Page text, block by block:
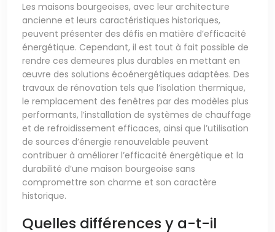
Les maisons bourgeoises, avec leur architecture
ancienne et leurs caractéristiques historiques,
peuvent présenter des défis en matière d’efficacité
énergétique. Cependant, il est tout à fait possible de
rendre ces demeures plus durables en mettant en
œuvre des solutions écoénergétiques adaptées. Des
travaux de rénovation tels que l’isolation thermique,
le remplacement des fenêtres par des modèles plus
performants, l’installation de systèmes de chauffage
et de refroidissement efficaces, ainsi que l’utilisation
de sources d’énergie renouvelable peuvent
contribuer à améliorer l’efficacité énergétique et la
durabilité d’une maison bourgeoise sans
compromettre son charme et son caractère
historique.
Quelles différences y a-t-il